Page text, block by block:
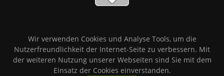
Wir verwenden Cookies und Analyse Tools, um die
Nutzerfreundlichkeit der Internet-Seite zu verbessern. Mit
der weiteren Nutzung unserer Webseiten sind Sie mit dem
Einsatz der Cookies einverstanden.